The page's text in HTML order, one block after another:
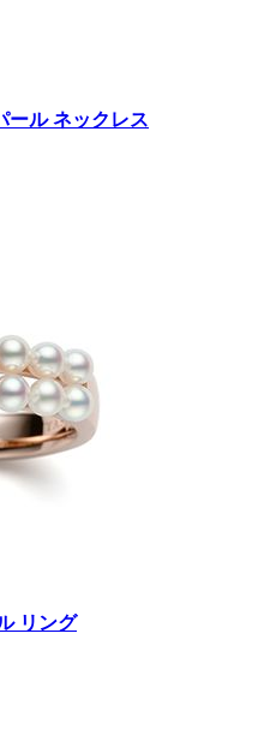
ール ネックレス
リング